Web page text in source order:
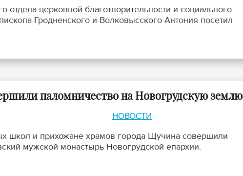
церковной благотворительности и социального
Гродненского и Волковысского Антония посетил
паломничество на Новогрудскую землю
НОВОСТИ
школ и прихожане храмов города Щучина совершили
мужской монастырь Новогрудской епархии.